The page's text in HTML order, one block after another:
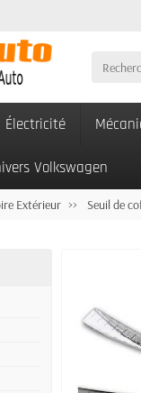
Électricité
Volkswagen
Extérieur Seuil de